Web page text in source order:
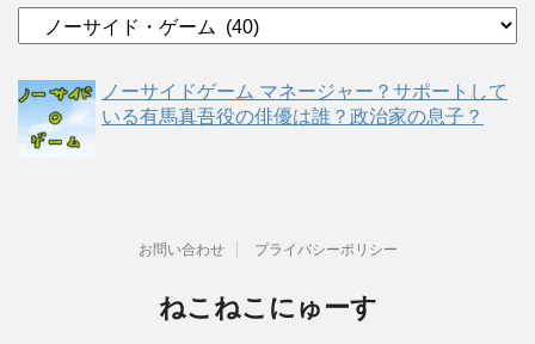
テ
リ
ー
ノーサイドゲーム マネージャー？サポートして
いる有馬真吾役の俳優は誰？政治家の息子？
お問い合わせ プライバシーポリシー
ねこねこにゅーす